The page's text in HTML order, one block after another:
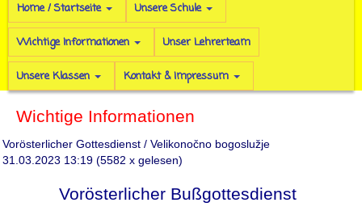
Home / Startseite Unsere Schule
Wichtige Informationen Unser Lehrerteam
Unsere Klassen Kontakt & Impressum
Wichtige Informationen
Vorösterlicher Gottesdienst / Velikonočno bogoslužje
31.03.2023 13:19 (5582 x gelesen)
Vorösterlicher Bußgottesdienst